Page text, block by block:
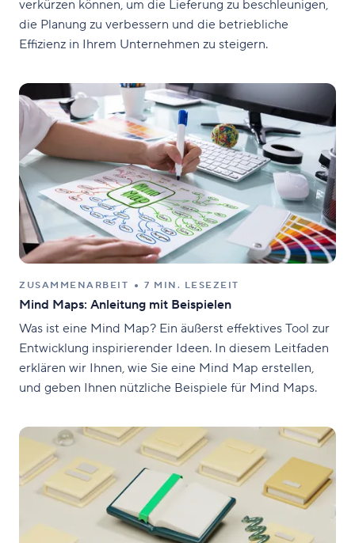
verkürzen können, um die Lieferung zu beschleunigen,
die Planung zu verbessern und die betriebliche
Effizienz in Ihrem Unternehmen zu steigern.
ZUSAMMENARBEIT 7 MIN. LESEZEIT
Mind Maps: Anleitung mit Beispielen
Was ist eine Mind Map? Ein äußerst effektives Tool zur
Entwicklung inspirierender Ideen. In diesem Leitfaden
erklären wir Ihnen, wie Sie eine Mind Map erstellen,
und geben Ihnen nützliche Beispiele für Mind Maps.